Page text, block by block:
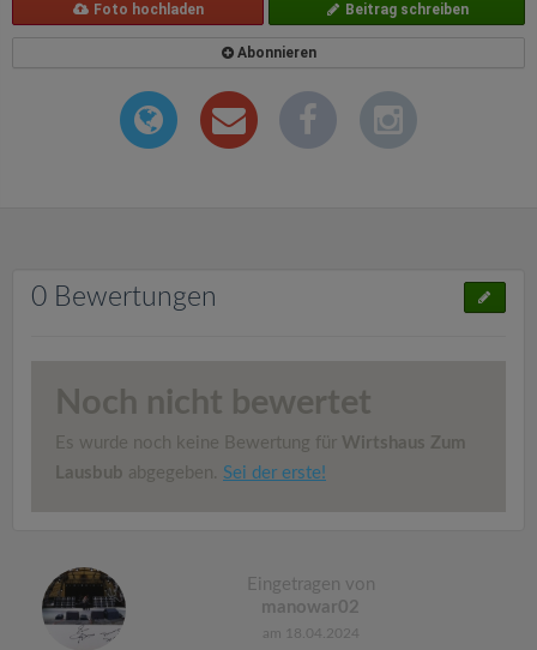
Foto hochladen Beitrag schreiben
Abonnieren
0 Bewertungen
Noch nicht bewertet
Es wurde noch keine Bewertung für Wirtshaus Zum
Lausbub abgegeben. Sei der erste!
Eingetragen von
manowar02
am 18.04.2024